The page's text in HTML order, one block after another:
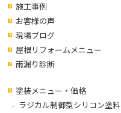
施工事例
お客様の声
現場ブログ
屋根リフォームメニュー
雨漏り診断
塗装メニュー・価格
ラジカル制御型シリコン塗料